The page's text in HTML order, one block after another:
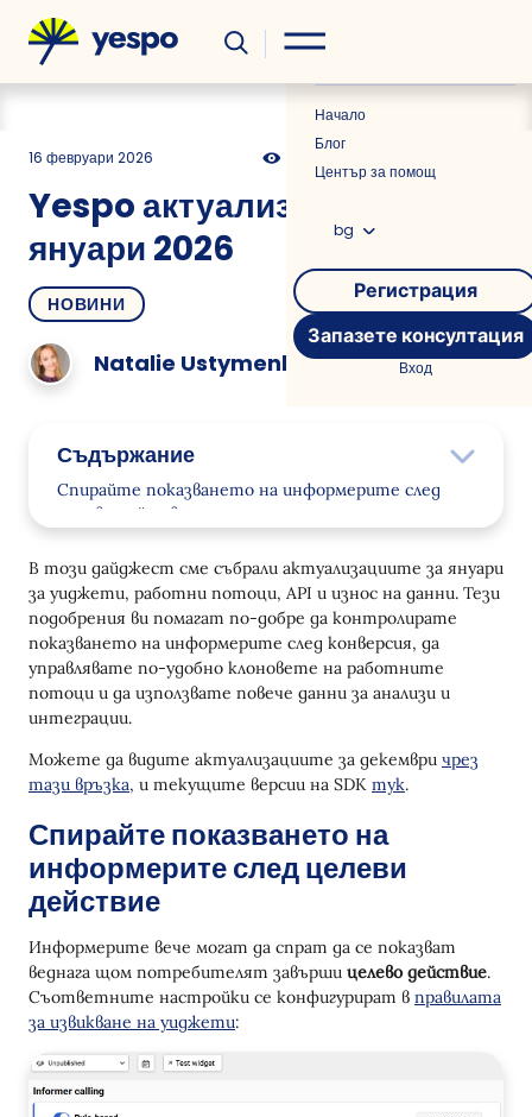
Новини
Начало
Блог
Център за помощ
bg
Регистрация
Запазете консултация
Вход
16 февруари 2026
НОВИНИ
Yespo актуализация за
януари 2026
Natalie Ustymenko
Съдържание
Спирайте показването на информерите след
целеви действие
Език на контакт в контекста на работния
процес
Клон: По-лесно подреждане на клонове
Един от Много: Доклад за Представянето
Карусел на Продукти в метода API за изпращане
на Viber съобщение
Части на SMS в експорта за BigQuery и
PostgreSQL
В този дайджест сме събрали актуализациите за януари
за уиджети, работни потоци, API и износ на данни. Тези
подобрения ви помагат по-добре да контролирате
показването на информерите след конверсия, да
управлявате по-удобно клоновете на работните
потоци и да използвате повече данни за анализи и
интеграции.
Можете да видите актуализациите за декември чрез
тази връзка, и текущите версии на SDK тук.
Спирайте показването на
информерите след целеви
действие
Информерите вече могат да спрат да се показват
веднага щом потребителят завърши целево действие.
Съответните настройки се конфигурират в правилата
за извикване на уиджети: